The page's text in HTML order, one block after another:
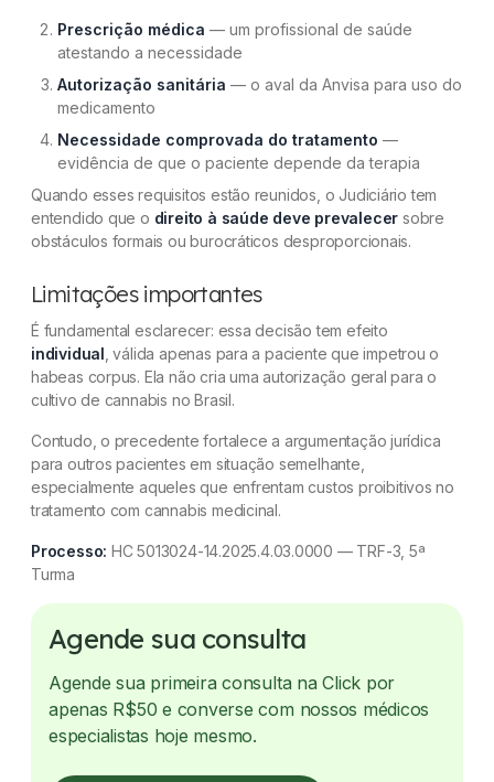
Prescrição médica — um profissional de saúde
atestando a necessidade
Autorização sanitária — o aval da Anvisa para uso do
medicamento
Necessidade comprovada do tratamento —
evidência de que o paciente depende da terapia
Quando esses requisitos estão reunidos, o Judiciário tem
entendido que o direito à saúde deve prevalecer sobre
obstáculos formais ou burocráticos desproporcionais.
Limitações importantes
É fundamental esclarecer: essa decisão tem efeito
individual , válida apenas para a paciente que impetrou o
habeas corpus. Ela não cria uma autorização geral para o
cultivo de cannabis no Brasil.
Contudo, o precedente fortalece a argumentação jurídica
para outros pacientes em situação semelhante,
especialmente aqueles que enfrentam custos proibitivos no
tratamento com cannabis medicinal.
Processo: HC 5013024-14.2025.4.03.0000 — TRF-3, 5ª
Turma
Agende sua consulta
Agende sua primeira consulta na Click por
apenas R$50 e converse com nossos médicos
especialistas hoje mesmo.